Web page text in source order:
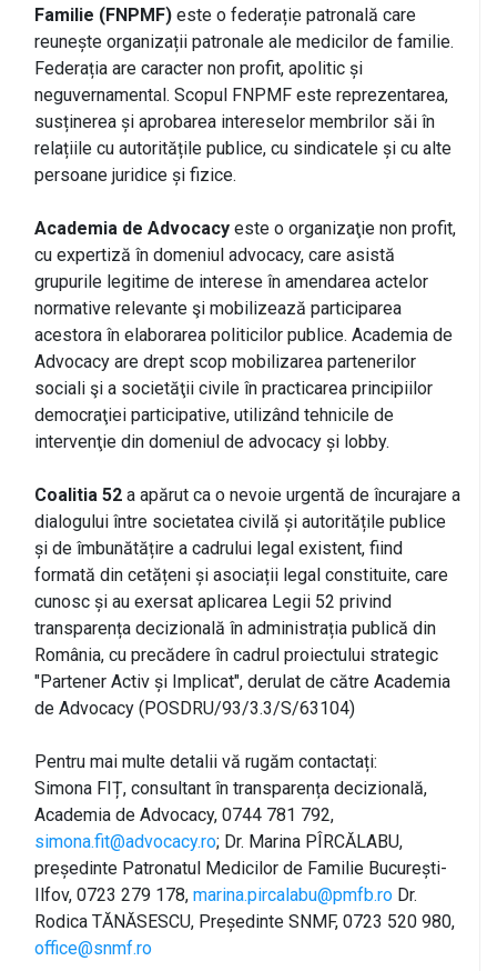
Familie (FNPMF) este o federație patronală care
reunește organizații patronale ale medicilor de familie.
Federația are caracter non profit, apolitic și
neguvernamental. Scopul FNPMF este reprezentarea,
susținerea și aprobarea intereselor membrilor săi în
relațiile cu autoritățile publice, cu sindicatele și cu alte
persoane juridice și fizice.
Academia de Advocacy este o organizaţie non profit,
cu expertiză în domeniul advocacy, care asistă
grupurile legitime de interese în amendarea actelor
normative relevante şi mobilizează participarea
acestora în elaborarea politicilor publice. Academia de
Advocacy are drept scop mobilizarea partenerilor
sociali şi a societăţii civile în practicarea principiilor
democraţiei participative, utilizând tehnicile de
intervenţie din domeniul de advocacy și lobby.
Coalitia 52 a apărut ca o nevoie urgentă de încurajare a
dialogului între societatea civilă și autoritățile publice
și de îmbunătățire a cadrului legal existent, fiind
formată din cetățeni și asociații legal constituite, care
cunosc și au exersat aplicarea Legii 52 privind
transparența decizională în administrația publică din
România, cu precădere în cadrul proiectului strategic
"Partener Activ și Implicat", derulat de către Academia
de Advocacy (POSDRU/93/3.3/S/63104)
Pentru mai multe detalii vă rugăm contactați:
Simona FIȚ, consultant în transparența decizională,
Academia de Advocacy, 0744 781 792,
simona.fit@advocacy.ro; Dr. Marina PÎRCĂLABU,
președinte Patronatul Medicilor de Familie București-
Ilfov, 0723 279 178, marina.pircalabu@pmfb.ro Dr.
Rodica TĂNĂSESCU, Președinte SNMF, 0723 520 980,
office@snmf.ro